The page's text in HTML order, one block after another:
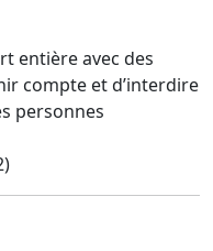
entière avec des
compte et d’interdire
personnes